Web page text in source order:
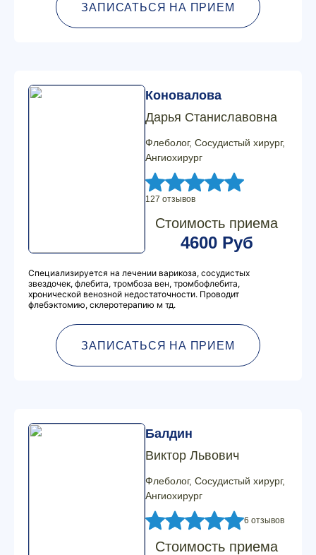
ЗАПИСАТЬСЯ НА ПРИЕМ
Коновалова
Дарья Станиславовна
Флеболог, Сосудистый хирург,
Ангиохирург
127 отзывов
Стоимость приема
4600 Руб
Специализируется на лечении варикоза, сосудистых
звездочек, флебита, тромбоза вен, тромбофлебита,
хронической венозной недостаточности. Проводит
флебэктомию, склеротерапию м тд.
ЗАПИСАТЬСЯ НА ПРИЕМ
Балдин
Виктор Львович
Флеболог, Сосудистый хирург,
Ангиохирург
6 отзывов
Стоимость приема